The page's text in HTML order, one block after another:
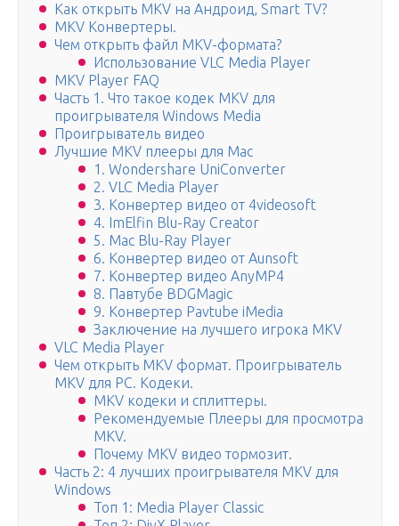
Как открыть MKV на Андроид, Smart TV?
MKV Конвертеры.
Чем открыть файл MKV-формата?
Использование VLC Media Player
MKV Player FAQ
Часть 1. Что такое кодек MKV для
проигрывателя Windows Media
Проигрыватель видео
Лучшие MKV плееры для Mac
1. Wondershare UniConverter
2. VLC Media Player
3. Конвертер видео от 4videosoft
4. ImElfin Blu-Ray Creator
5. Mac Blu-Ray Player
6. Конвертер видео от Aunsoft
7. Конвертер видео AnyMP4
8. Павтубе BDGMagic
9. Конвертер Pavtube iMedia
Заключение на лучшего игрока MKV
VLC Media Player
Чем открыть MKV формат. Проигрыватель
MKV для PC. Кодеки.
MKV кодеки и сплиттеры.
Рекомендуемые Плееры для просмотра
MKV.
Почему MKV видео тормозит.
Часть 2: 4 лучших проигрывателя MKV для
Windows
Топ 1: Media Player Classic